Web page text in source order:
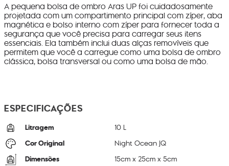
A pequena bolsa de ombro Aras UP foi cuidadosamente
projetada com um compartimento principal com zíper, aba
magnética e bolso interno com zíper para fornecer toda a
segurança que você precisa para carregar seus itens
essenciais. Ela também inclui duas alças removíveis que
permitem que você a carregue como uma bolsa de ombro
clássica, bolsa transversal ou como uma bolsa de mão.
ESPECIFICAÇÕES
Litragem 10 L
Cor Original Night Ocean JQ
Dimensões 15cm x25cm x5cm